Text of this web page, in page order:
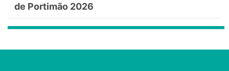
de Portimão 2026